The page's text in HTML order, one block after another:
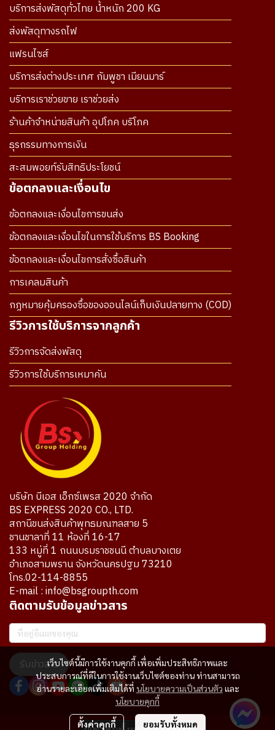
เว็บไซต์นี้มีการใช้งานคุกกี้ เพื่อเพิ่มประสิทธิภาพและ
ประสบการณ์ที่ดีในการใช้งานเว็บไซต์ของท่าน ท่านสามารถ
อ่านรายละเอียดเพิ่มเติมได้ที่ นโยบายความเป็นส่วนตัว และ
นโยบายคุกกี้
ตั้งค่าคุกกี้ ยอมรับทั้งหมด
บริการส่งพัสดุทั่วไทย น้ำหนัก 200 KG
ส่งพัสดุทางรถไฟ
แฟรนไซส์
บริการส่งต่างประเทศ กัมพูชา เมียนมาร์
บริการเราช่วยขาย เราช่วยส่ง
ร้านค้าจำหน่ายสินค้า อุปโภค บริโภค
ธุรกรรมทางการเงิน
สะสมพอยท์รับสิทธิประโยชน์
ข้อตกลงและเงื่อนไข
ข้อตกลงและเงื่อนไขการขนส่ง
ข้อตกลงและเงื่อนไขในการใช้บริการ BS Booking
ข้อตกลงและเงื่อนไขการสั่งซื้อสินค้า
การเคลมสินค้า
กฎหมายคุ้มครองซื้อของออนไลน์เก็บเงินปลายทาง (COD)
รีวิวการใช้บริการจากลูกค้า
รีวิวการจัดส่งพัสดุ
รีวิวการใช้บริการเหมาคัน
บริษัท บีเอส เอ็กซ์เพรส 2020 จำกัด
BS EXPRESS 2020 CO., LTD.
สถานีขนส่งสินค้าพุทธมณฑลสาย 5
ชานชาลาที่ 11 ห้องที่ 16-17
133 หมู่ที่ 1 ถนนบรมราชชนนี ตำบลบางเตย
อำเภอสามพราน จังหวัดนครปฐม 73210
โทร.02-114-8855
E-mail : info@bsgroupth.com
ติดตามรับข้อมูลข่าวสาร
รับข่าวสาร